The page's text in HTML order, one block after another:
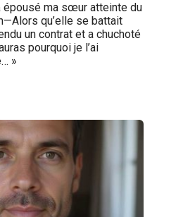
épousé ma sœur atteinte du
qu’elle se battait
un contrat et a chuchoté
pourquoi je l’ai
»